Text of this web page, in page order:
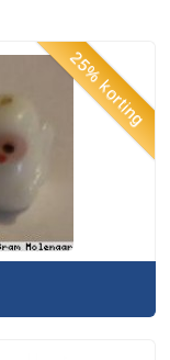
25% korting